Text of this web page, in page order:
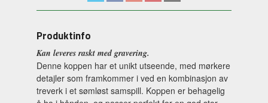
Produktinfo
Kan leveres raskt med gravering.
Denne koppen har et unikt utseende, med mørkere
detajler som framkommer i ved en kombinasjon av
treverk i et sømløst samspill. Koppen er behagelig